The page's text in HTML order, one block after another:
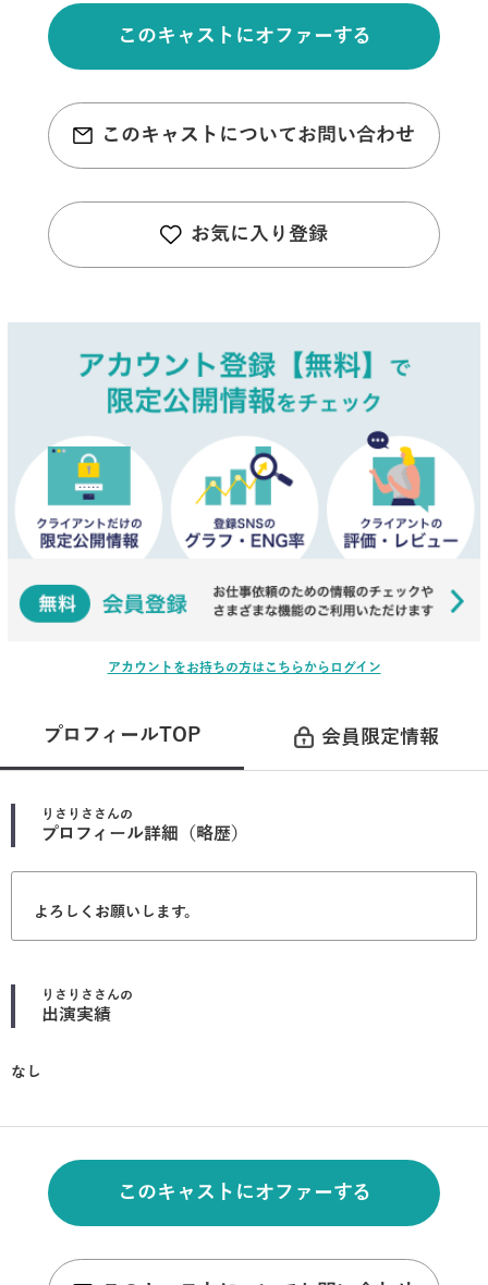
このキャストにオファーする
このキャストについてお問い合わせ
お気に入り登録
アカウントをお持ちの方はこちらからログイン
プロフィールTOP 会員限定情報
りさりさ さんの
プロフィール詳細（略歴）
よろしくお願いします。
りさりさ さんの
出演実績
なし
このキャストにオファーする